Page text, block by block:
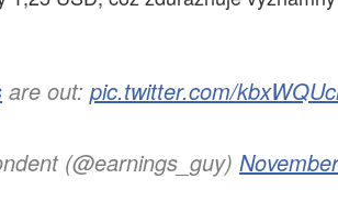
are out: pic.twitter.com/
(@earnings_guy)